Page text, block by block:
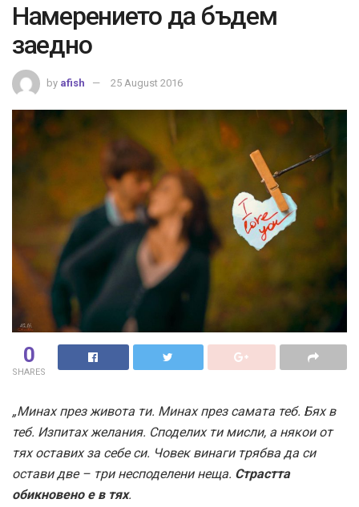
Намерението да бъдем
заедно
by afish 25 August 2016
0
SHARES
„Минах през живота ти. Минах през самата теб. Бях в
теб. Изпитах желания. Споделих ти мисли, а някои от
тях оставих за себе си. Човек винаги трябва да си
остави две – три несподелени неща. Страстта
обикновено е в тях.